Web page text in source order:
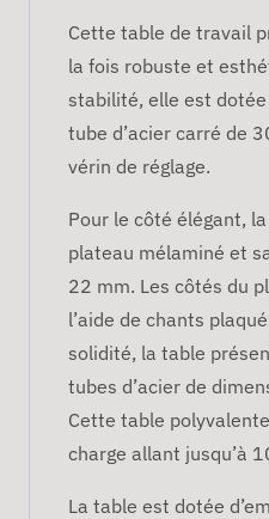
Cette table de travail
la fois robuste et
stabilité, elle est
tube d’acier carré de
vérin de réglage.
Pour le côté élégant,
plateau mélaminé et
22 mm. Les côtés du
l’aide de chants
solidité, la table
tubes d’acier de
Cette table
charge allant jusqu’à
La table est dotée